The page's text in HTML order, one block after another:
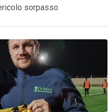
sorpasso